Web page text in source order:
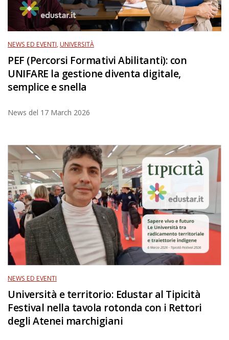
NEWS ED EVENTI,UNIVERSITÀ
PEF (Percorsi Formativi Abilitanti): con
UNIFARE la gestione diventa digitale,
semplice e snella
News del 17 March 2026
NEWS ED EVENTI
Università e territorio: Edustar al Tipicità
Festival nella tavola rotonda con i Rettori
degli Atenei marchigiani